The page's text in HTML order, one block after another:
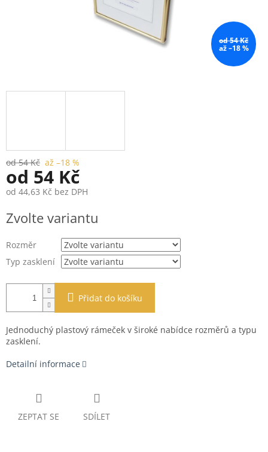
od 54 Kč
až –18 %
od 54 Kč až –18 %
od 54 Kč
od 44,63 Kč bez DPH
cena:
Zvolte variantu
Rozměr
Typ zasklení
Přidat do košíku
Jednoduchý plastový rámeček v široké nabídce rozměrů a typu
zasklení.
Detailní informace
ZEPTAT SE SDÍLET